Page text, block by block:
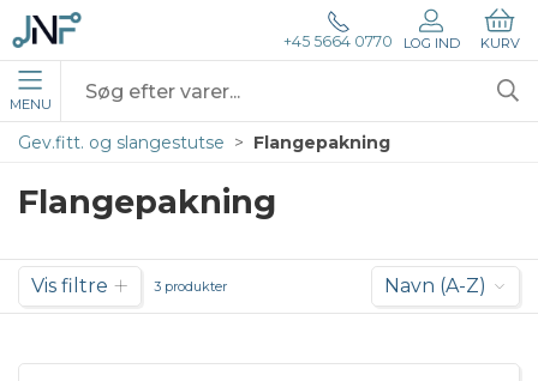
+45 5664 0770 LOG IND KURV
MENU
Gev.fitt. og slangestutse Flangepakning
Flangepakning
Vis filtre 3 produkter Navn (A-Z)